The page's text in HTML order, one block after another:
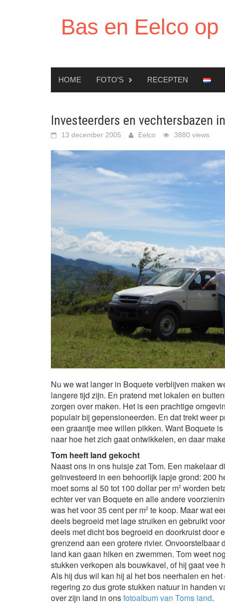
Bas en Eelco op
HOME FOTO’S RECEPTEN
Investeerders en vechtersbazen
13 december 2005 Eelco 3880 views
Nu we wat langer in Boquete verblijven maken
langere tijd zijn. En pratend met lokalen en
zorgen over maken. Het is een prachtige
populair bij gepensioneerden. En dat trekt weer
een graantje mee willen pikken. Want Boquete
naar hoe het zich gaat ontwikkelen, en daar
Tom heeft land gekocht
Naast ons in ons huisje zat Tom. Een makelaar
geïnvesteerd in een behoorlijk lapje grond: 200
moet soms al 50 tot 100 dollar per m2 worden
echter ver van Boquete en alle andere
was het voor 35 cent per m2 te koop. Maar wat
deels begroeid met lage struiken en gebruikt
deels met dicht bos begroeid en doorkruist door
grenzend aan een grotere rivier. Onvoorstelbaar
land kan gaan hiken en zwemmen. Tom weet
stukken verkopen als bouwkavel, of hij gaat vee
Als hij dus wil kan hij al het bos neerhalen en
regering zo dus grote stukken natuur in handen
over zijn land in onsfotoalbum van Toms land.